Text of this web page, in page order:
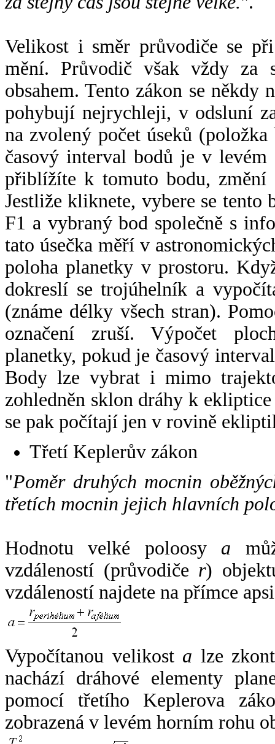
Velikost i směr průvodiče se
mění. Průvodič však vždy za
obsahem. Tento zákon se někdy
pohybují nejrychleji, v odsluní
na zvolený počet úseků
časový interval bodů je v
přiblížíte k tomuto bodu,
Jestliže kliknete, vybere se tento
F1 a vybraný bod společně s
tato úsečka měří v
poloha planetky v prostoru.
dokreslí se trojúhelník a
(známe délky všech stran).
označení zruší. Výpočet
planetky, pokud je časový
Body lze vybrat i mimo
zohledněn sklon dráhy k
se pak počítají jen v rovině
Třetí Keplerův zákon
"Poměr druhých mocnin
třetích mocnin jejich hlavních
Hodnotu velké poloosy a
vzdáleností (průvodiče r)
vzdáleností najdete na přímce
Vypočítanou velikost a lze
nachází dráhové elementy
pomocí třetího Keplerova
zobrazená v levém horním rohu